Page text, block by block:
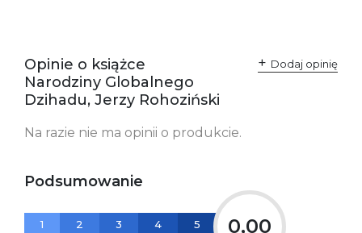
Opinie o książce
Narodziny Globalnego
Dzihadu, Jerzy Rohoziński
Dodaj opinię
Na razie nie ma opinii o produkcie.
Podsumowanie
1 2 3 4 5 0,00